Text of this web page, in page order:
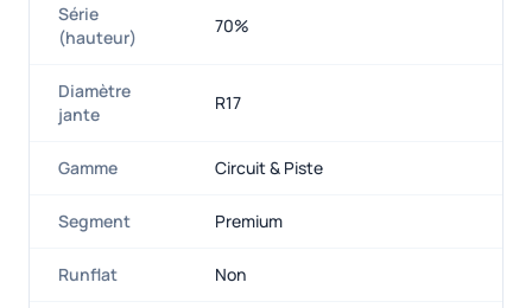
Série
(hauteur)
70%
Diamètre
jante
R17
Gamme Circuit & Piste
Segment Premium
Runflat Non